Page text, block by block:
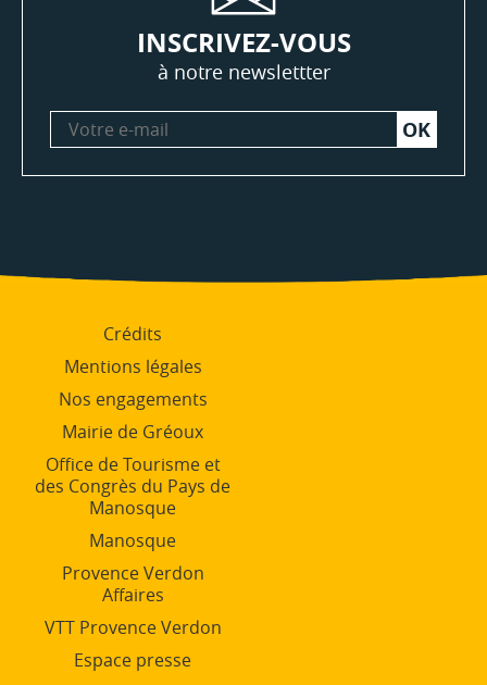
INSCRIVEZ-VOUS
à notre newslettter
Votre
e-
Crédits
Mentions légales
Nos engagements
Mairie de Gréoux
Office de Tourisme et
des Congrès du Pays de
Manosque
Manosque
Provence Verdon
Affaires
VTT Provence Verdon
Espace presse